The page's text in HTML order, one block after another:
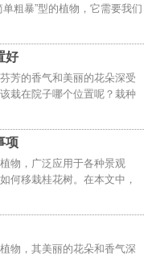
粗暴”型的植物，它需要我们
好
芳的香气和美丽的花朵深受
栽在院子哪个位置呢？栽种
项
物，广泛应用于各种景观
何移栽桂花树。在本文中，
物，其美丽的花朵和香气深